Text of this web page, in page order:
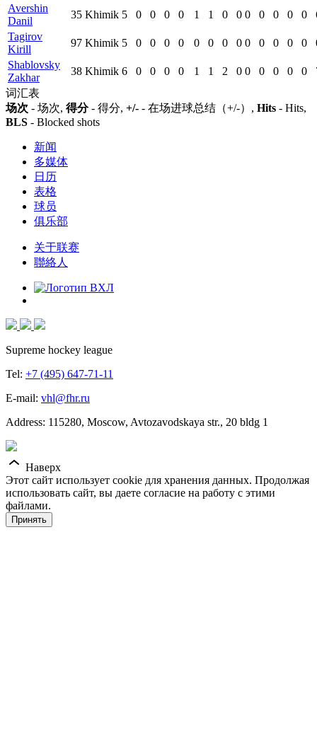
Avershin
Danil
35 Khimik 5 0 0 0 0 1 1 0 0 0 0 0 0 0
Tagirov
Kirill
97 Khimik 5 0 0 0 0 0 0 0 0 0 0 0 0 0
Shablovsky
Zakhar
38 Khimik 6 0 0 0 0 1 1 2 0 0 0 0 0 0
词汇表
场次 - 场次, 得分- 得分, +/- - 在场进球总结（+/-）, Hits - Hits,
BLS - Blocked shots
新闻
多媒体
日历
表格
球员
俱乐部
关于联赛
聯絡人
Supreme hockey league
Tel: +7 (495) 647-71-11
E-mail: vhl@fhr.ru
Address: 115280, Moscow, Avtozavodskaya str., 20 bldg 1
Наверх
Этот сайт использует cookie для хранения данных. Продолжая
использовать сайт, вы даете согласие на работу с этими
файлами.
Принять